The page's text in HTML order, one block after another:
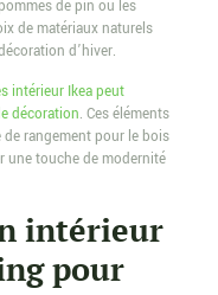
de pin ou les
de matériaux naturels
d’hiver.
intérieur Ikea peut
décoration. Ces éléments
rangement pour le bois
une touche de modernité
intérieur
pour